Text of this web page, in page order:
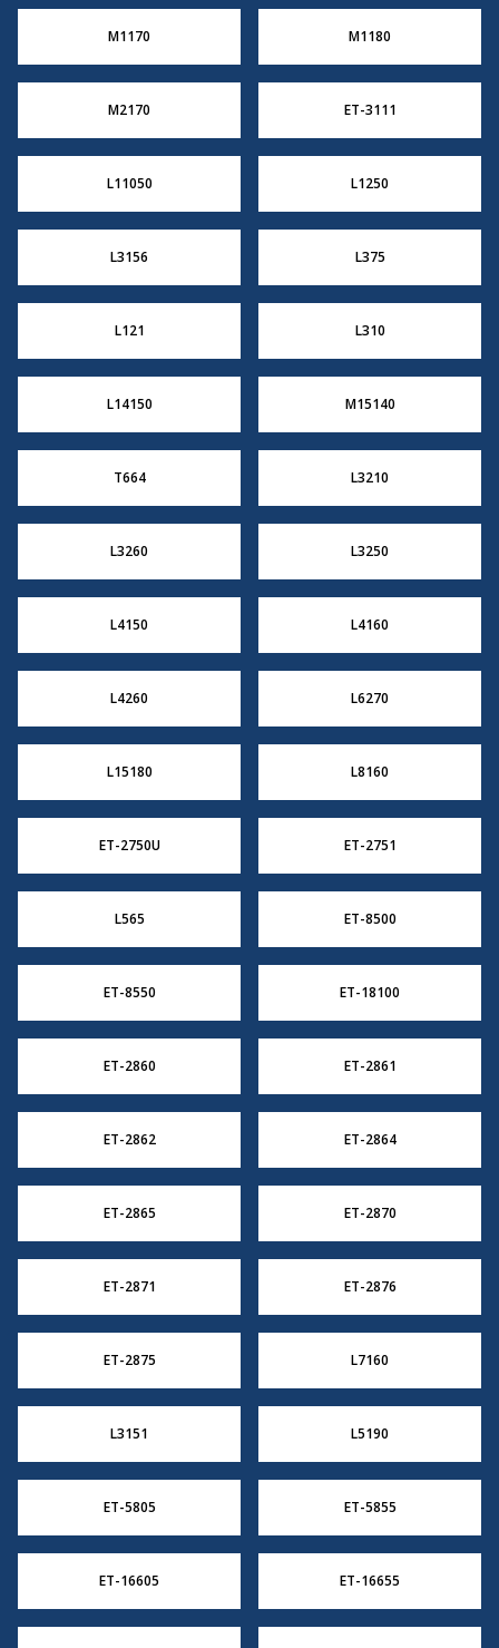
M1170 M1180
M2170 ET-3111
L11050 L1250
L3156 L375
L121 L310
L14150 M15140
T664 L3210
L3260 L3250
L4150 L4160
L4260 L6270
L15180 L8160
ET-2750U ET-2751
L565 ET-8500
ET-8550 ET-18100
ET-2860 ET-2861
ET-2862 ET-2864
ET-2865 ET-2870
ET-2871 ET-2876
ET-2875 L7160
L3151 L5190
ET-5805 ET-5855
ET-16605 ET-16655